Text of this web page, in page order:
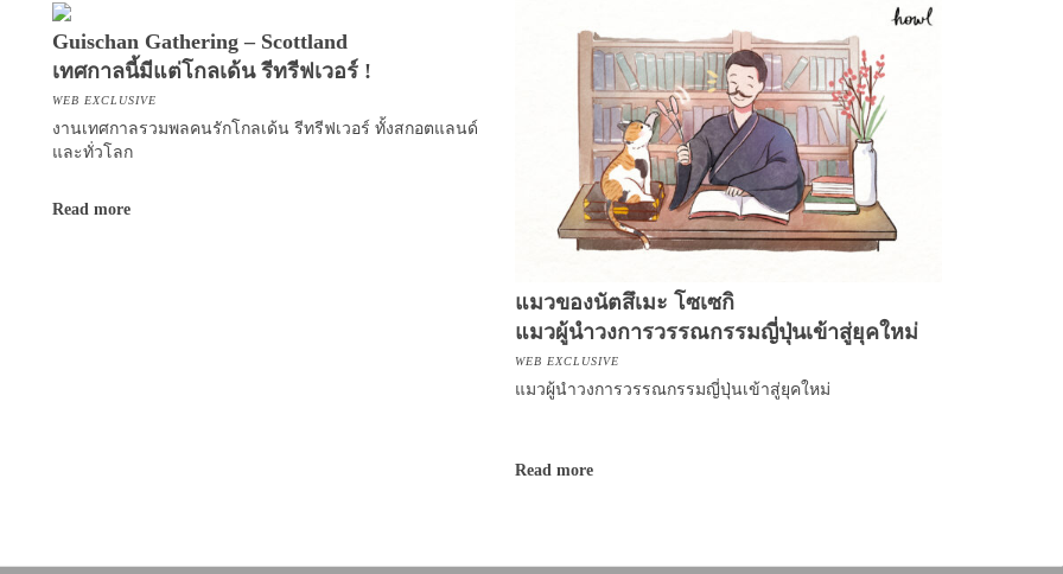
Guischan Gathering – Scottland
เทศกาลนี้มีแต่โกลเด้น รีทรีฟเวอร์ !
WEB EXCLUSIVE
งานเทศกาลรวมพลคนรักโกลเด้น รีทรีฟเวอร์ ทั้งสกอตแลนด์
และทั่วโลก
Read more
แมวของนัตสึเมะ โซเซกิ
แมวผู้นำวงการวรรณกรรมญี่ปุ่นเข้าสู่ยุคใหม่
WEB EXCLUSIVE
แมวผู้นำวงการวรรณกรรมญี่ปุ่นเข้าสู่ยุคใหม่
Read more